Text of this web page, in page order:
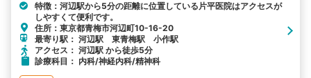
特徴：河辺駅から5分の距離に位置している片平医院はアクセスが
しやすくて便利です。
住所：東京都青梅市河辺町10-16-20
最寄り駅： 河辺駅 東青梅駅 小作駅
アクセス： 河辺駅 から徒歩5分
診療科目： 内科/神経内科/精神科